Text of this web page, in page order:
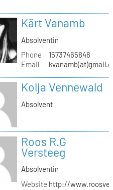
Kärt Vanamb
Absolventin
Phone
15737465846
Email
Kolja Vennewald
Absolvent
Roos R.G
Versteeg
Absolventin
Website http://